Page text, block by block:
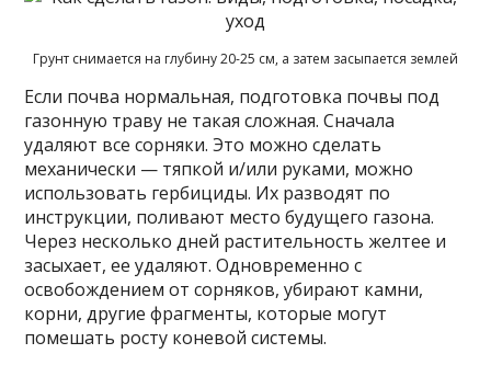
Грунт снимается на глубину 20-25 см, а затем засыпается землей
Если почва нормальная, подготовка почвы под
газонную траву не такая сложная. Сначала
удаляют все сорняки. Это можно сделать
механически — тяпкой и/или руками, можно
использовать гербициды. Их разводят по
инструкции, поливают место будущего газона.
Через несколько дней растительность желтее и
засыхает, ее удаляют. Одновременно с
освобождением от сорняков, убирают камни,
корни, другие фрагменты, которые могут
помешать росту коневой системы.